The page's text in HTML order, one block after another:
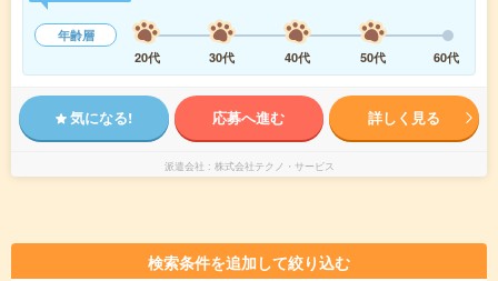
年齢層
20代
30代 40代 50代 60代
気になる! 応募へ進む 詳しく見る
派遣会社 株式会社テクノ・サービス
検索条件を追加して絞り込む